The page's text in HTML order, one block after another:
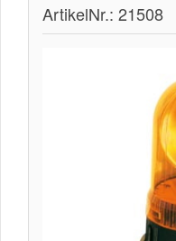
ArtikelNr.: 21508